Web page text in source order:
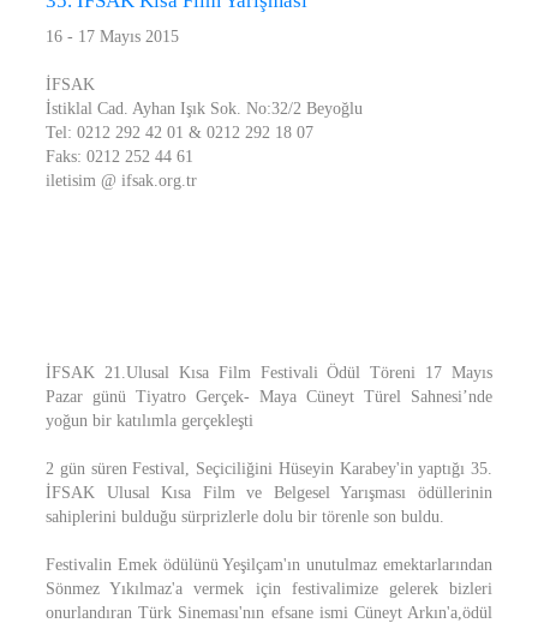
16 - 17 Mayıs 2015
İFSAK
İstiklal Cad. Ayhan Işık Sok. No:32/2 Beyoğlu
Tel: 0212 292 42 01 & 0212 292 18 07
Faks: 0212 252 44 61
iletisim @ ifsak.org.tr
İFSAK 21.Ulusal Kısa Film Festivali Ödül Töreni 17 Mayıs
Pazar günü Tiyatro Gerçek- Maya Cüneyt Türel Sahnesi’nde
yoğun bir katılımla gerçekleşti
2 gün süren Festival, Seçiciliğini Hüseyin Karabey'in yaptığı 35.
İFSAK Ulusal Kısa Film ve Belgesel Yarışması ödüllerinin
sahiplerini bulduğu sürprizlerle dolu bir törenle son buldu.
Festivalin Emek ödülünü Yeşilçam'ın unutulmaz emektarlarından
Sönmez Yıkılmaz'a vermek için festivalimize gelerek bizleri
onurlandıran Türk Sineması'nın efsane ismi Cüneyt Arkın'a,ödül